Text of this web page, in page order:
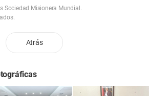
Sociedad Misionera Mundial.
Atrás